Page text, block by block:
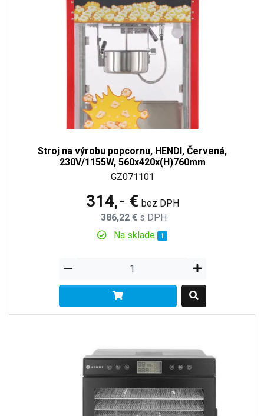
Stroj na výrobu popcornu, HENDI, Červená,
230V/1155W, 560x420x(H)760mm
GZ071101
314,- € bez DPH
386,22 € s DPH
Na sklade 1